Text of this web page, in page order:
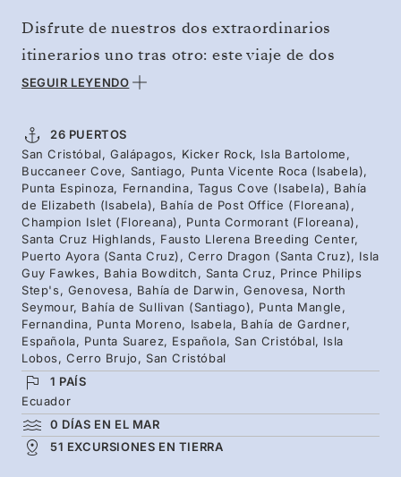
Disfrute de nuestros dos extraordinarios
itinerarios uno tras otro: este viaje de dos
semanas ofrece la experiencia completa de las
volcánicas más jóvenes y las formaciones
rocosas, afiladas cual daga, como la roca León
Dormido, para continuar hacia las colonias de
aves marinas de la remota Genovesa, y
terminar en la isla Española, donde se
concentran casi todos los albatros ondulados
del mundo.
SEGUIR LEYENDO
26 PUERTOS
San Cristóbal, Galápagos, Kicker Rock, Isla Bartolome,
Buccaneer Cove, Santiago, Punta Vicente Roca (Isabela),
Punta Espinoza, Fernandina, Tagus Cove (Isabela), Bahía
de Elizabeth (Isabela), Bahía de Post Office (Floreana),
Champion Islet (Floreana), Punta Cormorant (Floreana),
Santa Cruz Highlands, Fausto Llerena Breeding Center,
Puerto Ayora (Santa Cruz), Cerro Dragon (Santa Cruz), Isla
Guy Fawkes, Bahia Bowditch, Santa Cruz, Prince Philips
Step's, Genovesa, Bahía de Darwin, Genovesa, North
Seymour, Bahía de Sullivan (Santiago), Punta Mangle,
Fernandina, Punta Moreno, Isabela, Bahía de Gardner,
Española, Punta Suarez, Española, San Cristóbal, Isla
Lobos, Cerro Brujo, San Cristóbal
1 PAÍS
Ecuador
0 DÍAS EN EL MAR
51 EXCURSIONES EN TIERRA